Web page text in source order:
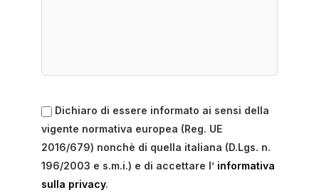
Dichiaro di essere informato ai sensi della
vigente normativa europea (Reg. UE
2016/679) nonchè di quella italiana (D.Lgs. n.
196/2003 e s.m.i.) e di accettare l’ informativa
sulla privacy.